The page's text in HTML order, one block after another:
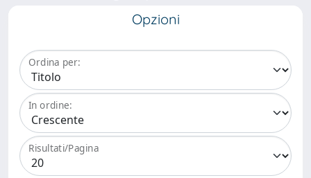
Opzioni
Ordina per:
In ordine:
Risultati/Pagina